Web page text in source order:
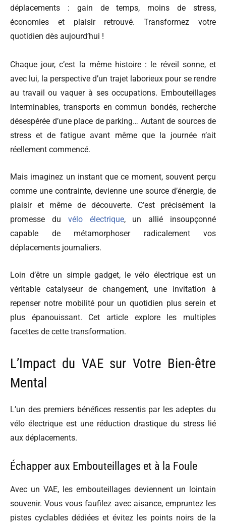
déplacements : gain de temps, moins de stress,
économies et plaisir retrouvé. Transformez votre
quotidien dès aujourd’hui !
Chaque jour, c’est la même histoire : le réveil sonne, et
avec lui, la perspective d’un trajet laborieux pour se rendre
au travail ou vaquer à ses occupations. Embouteillages
interminables, transports en commun bondés, recherche
désespérée d’une place de parking… Autant de sources de
stress et de fatigue avant même que la journée n’ait
réellement commencé.
Mais imaginez un instant que ce moment, souvent perçu
comme une contrainte, devienne une source d’énergie, de
plaisir et même de découverte. C’est précisément la
promesse du vélo électrique, un allié insoupçonné
capable de métamorphoser radicalement vos
déplacements journaliers.
Loin d’être un simple gadget, le vélo électrique est un
véritable catalyseur de changement, une invitation à
repenser notre mobilité pour un quotidien plus serein et
plus épanouissant. Cet article explore les multiples
facettes de cette transformation.
L’Impact du VAE sur Votre Bien-être
Mental
L’un des premiers bénéfices ressentis par les adeptes du
vélo électrique est une réduction drastique du stress lié
aux déplacements.
Échapper aux Embouteillages et à la Foule
Avec un VAE, les embouteillages deviennent un lointain
souvenir. Vous vous faufilez avec aisance, empruntez les
pistes cyclables dédiées et évitez les points noirs de la